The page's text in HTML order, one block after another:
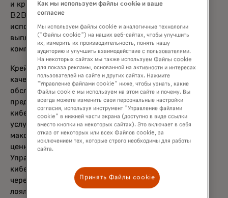
и кредиторская задолженность в сегменте
B2B, платежи по счетам, оплаченные без
использования карт, денежные переводы и
выплаты. В него также войдут решения
компании для отрасли здравоохранения.
Крейг Восбург возглавит отдел услуг в
качестве главного сотрудника по
обслуживанию. Сервисы интегрируют
предложения текущих команд компании по
кибербезопасности и разведке, данным и
услугам, а также открытого банкинга для
максимизации воздействия, роста и
ценности, которую мы приносим клиентам.
Управление мошенничеством, рисками и
кибербезопасностью, а также развитие
через аналитику, аналитику и программы
лояльности — это универсальные
Как мы используем файлы cookie и ваше
согласие
Мы используем файлы cookie и аналогичные технологии
("Файлы cookie") на наших веб-сайтах, чтобы улучшить
их, измерить их производительность, понять нашу
аудиторию и улучшить взаимодействие с пользователями.
На некоторых сайтах мы также используем Файлы cookie
для показа рекламы, основанной на активности и интересах
пользователей на сайте и других сайтах. Нажмите
"Управление файлами cookie" ниже, чтобы узнать, какие
Файлы cookie мы используем на этом сайте и почему. Вы
всегда можете изменить свои персональные настройки
согласия, используя инструмент "Управление файлами
cookie" в нижней части экрана (доступно в виде ссылки
вместо кнопки на некоторых сайтах). Это включает в себя
отказ от некоторых или всех Файлов cookie, за
исключением тех, которые строго необходимы для работы
сайта.
Принять Файлы cookie